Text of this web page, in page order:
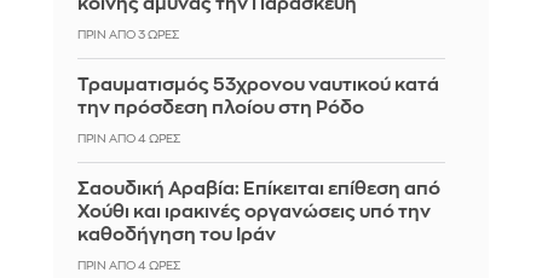
κοινής άμυνας την Παρασκευή
ΠΡΙΝ ΑΠΌ 3 ΏΡΕΣ
Τραυματισμός 53χρονου ναυτικού κατά
την πρόσδεση πλοίου στη Ρόδο
ΠΡΙΝ ΑΠΌ 4 ΏΡΕΣ
Σαουδική Αραβία: Επίκειται επίθεση από
Χούθι και ιρακινές οργανώσεις υπό την
καθοδήγηση του Ιράν
ΠΡΙΝ ΑΠΌ 4 ΏΡΕΣ